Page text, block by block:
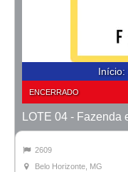
Início:
ENCERRADO
2609
Belo Horizonte, MG